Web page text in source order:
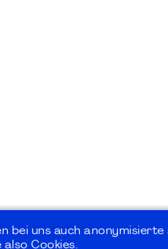
bei uns auch
Cookies.